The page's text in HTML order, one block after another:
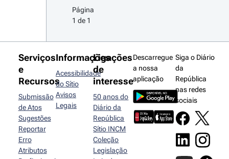
Página
1 de 1
Serviços
e
Recursos
Submissão
de Atos
Sugestões
Reportar
Erro
Atributos
Informações
Acessibilidade
do Sítio
Avisos
Legais
Ligações
de
interesse
50 anos do
Diário da
República
Sítio INCM
Coleção
Legislação
Descarregue
a nossa
aplicação
Siga o Diário
da
República
nas redes
sociais